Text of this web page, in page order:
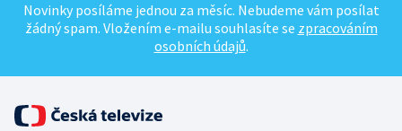
Novinky posíláme jednou za měsíc. Nebudeme vám posílat
žádný spam. Vložením e-mailu souhlasíte se zpracováním
osobních údajů.